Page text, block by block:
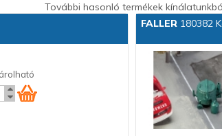
További hasonló termékek
FALLER180382